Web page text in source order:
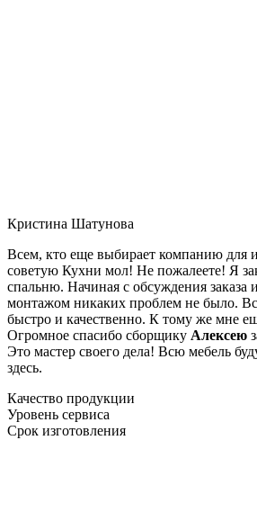
Кристина Шатунова
Всем, кто еще выбирает компанию для
советую Кухни мол! Не пожалеете! Я
спальню. Начиная с обсуждения заказа
монтажом никаких проблем не было.
быстро и качественно. К тому же мне
Огромное спасибо сборщику Алексею
Это мастер своего дела! Всю мебель
здесь.
Качество продукции
Уровень сервиса
Срок изготовления